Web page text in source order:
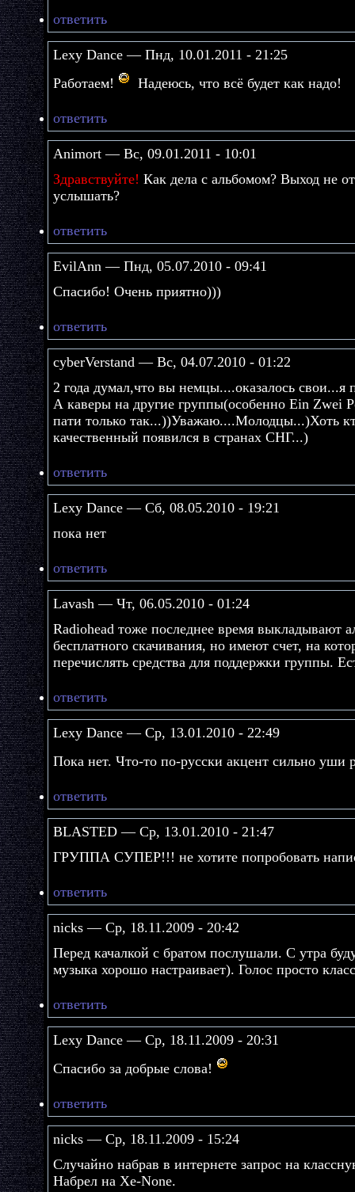
ответить
Lexy Dance — Пнд, 10.01.2011 - 21:25
Работаем!
Надеюсь, что всё будет как надо!
ответить
Animort — Вс, 09.01.2011 - 10:01
Здравствуйте! Как дела с альбомом? Выход не
услышать?
ответить
EvilAnn — Пнд, 05.07.2010 - 09:41
Спасибо! Очень приятно)))
ответить
cyberVerstand — Вс, 04.07.2010 - 01:22
2 года думал,что вы немцы....оказалось свои...я
А каверы на другие группы(особенно Ein Zwei
пати только так...))Уважаю....Молодцы...)Хоть
качественный появился в странах СНГ...)
ответить
Lexy Dance — Сб, 08.05.2010 - 19:21
пока нет
ответить
Lavash — Чт, 06.05.2010 - 01:24
Radiohead тоже последнее время выкладывают
бесплатного скачивания, но имеют счет, на
перечислять средства для поддержки группы.
ответить
Lexy Dance — Ср, 13.01.2010 - 22:49
Пока нет. Что-то по-русски акцент сильно уши
ответить
BLASTED — Ср, 13.01.2010 - 21:47
ГРУППА СУПЕР!!! не хотите попробовать
ответить
nicks — Ср, 18.11.2009 - 20:42
Перед качалкой с братом послушали. С утра
музыка хорошо настраивает). Голос просто
ответить
Lexy Dance — Ср, 18.11.2009 - 20:31
Спасибо за добрые слова!
ответить
nicks — Ср, 18.11.2009 - 15:24
Случайно набрав в интернете запрос на
Набрел на Xe-None.